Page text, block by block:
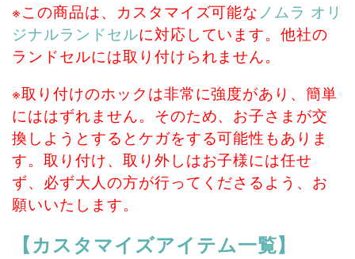
※この商品は、カスタマイズ可能な ノムラ オリ
ジナルランドセルに対応しています。他社の
ランドセルには取り付けられません。
※取り付けのホックは非常に強度があり、簡単
にははずれません。そのため、お子さまが交
換しようとするとケガをする可能性もありま
す。取り付け、取り外しはお子様には任せ
ず、必ず大人の方が行ってくださるよう、お
願いいたします。
【カスタマイズアイテム一覧】